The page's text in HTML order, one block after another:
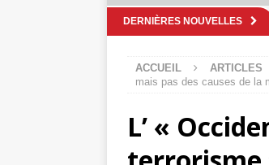
DERNIÈRES NOUVELLES
ACCUEIL ARTICLES
mais pas des causes de la
L’ «